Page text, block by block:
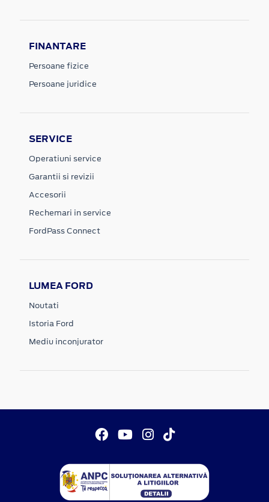
FINANTARE
Persoane fizice
Persoane juridice
SERVICE
Operatiuni service
Garantii si revizii
Accesorii
Rechemari in service
FordPass Connect
LUMEA FORD
Noutati
Istoria Ford
Mediu inconjurator